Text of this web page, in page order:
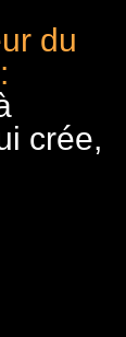
du
crée,